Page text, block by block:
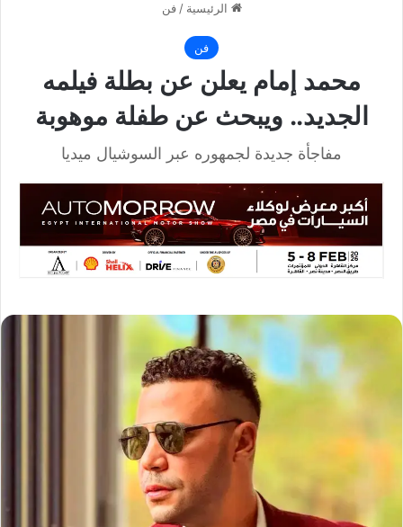
الرئيسية / فن
فن
محمد إمام يعلن عن بطلة فيلمه
الجديد.. ويبحث عن طفلة موهوبة
مفاجأة جديدة لجمهوره عبر السوشيال ميديا